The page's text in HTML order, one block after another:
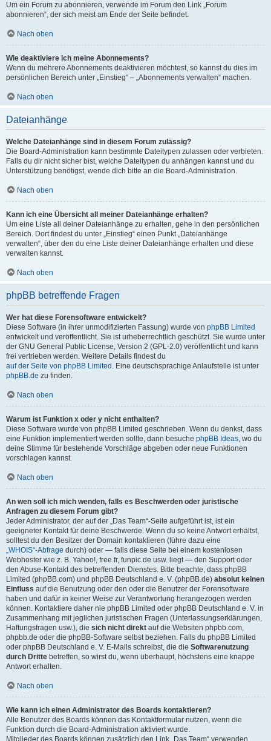
Um ein Forum zu abonnieren, verwende im Forum den Link „Forum
abonnieren“, der sich meist am Ende der Seite befindet.
Nach oben
Wie deaktiviere ich meine Abonnements?
Wenn du mehrere Abonnements deaktivieren möchtest, so kannst du dies im
persönlichen Bereich unter „Einstieg“ – „Abonnements verwalten“ machen.
Nach oben
Dateianhänge
Welche Dateianhänge sind in diesem Forum zulässig?
Die Board-Administration kann bestimmte Dateitypen zulassen oder verbieten.
Falls du dir nicht sicher bist, welche Dateitypen du anhängen kannst und du
Unterstützung benötigst, wende dich bitte an die Board-Administration.
Nach oben
Kann ich eine Übersicht all meiner Dateianhänge erhalten?
Um eine Liste all deiner Dateianhänge zu erhalten, gehe in den persönlichen
Bereich. Dort findest du unter „Einstieg“ einen Punkt „Dateianhänge
verwalten“, über den du eine Liste deiner Dateianhänge erhalten und diese
verwalten kannst.
Nach oben
phpBB betreffende Fragen
Wer hat diese Forensoftware entwickelt?
Diese Software (in ihrer unmodifizierten Fassung) wurde von phpBB Limited
entwickelt und veröffentlicht. Sie ist urheberrechtlich geschützt. Sie wurde unter
der GNU General Public License, Version 2 (GPL-2.0) veröffentlicht und kann
frei vertrieben werden. Weitere Details findest du
auf der Seite von phpBB Limited . Eine deutschsprachige Anlaufstelle ist unter
phpBB.de zu finden.
Nach oben
Warum ist Funktion x oder y nicht enthalten?
Diese Software wurde von phpBB Limited geschrieben. Wenn du denkst, dass
eine Funktion implementiert werden sollte, dann besuche phpBB Ideas, wo du
deine Stimme für bestehende Vorschläge abgeben oder neue Funktionen
vorschlagen kannst.
Nach oben
An wen soll ich mich wenden, falls es Beschwerden oder juristische
Anfragen zu diesem Forum gibt?
Jeder Administrator, der auf der „Das Team“-Seite aufgeführt ist, ist ein
geeigneter Kontakt für deine Beschwerde. Wenn du so keine Antwort erhältst,
solltest du den Besitzer der Domain kontaktieren (führe dazu eine
„WHOIS“-Abfrage durch) oder — falls diese Seite bei einem kostenlosen
Webhoster wie z. B. Yahoo!, free.fr, funpic.de usw. liegt — den Support oder
den Abuse-Kontakt des betreffenden Dienstes. Bitte beachte, dass phpBB
Limited (phpBB.com) und phpBB Deutschland e. V. (phpBB.de) absolut keinen
Einfluss auf die Benutzung oder den oder die Benutzer der Forensoftware
haben und dafür in keiner Weise zur Verantwortung herangezogen werden
können. Kontaktiere daher nie phpBB Limited oder phpBB Deutschland e. V. in
Zusammenhang mit jeglichen juristischen Fragen (Unterlassungserklärungen,
Haftungsfragen usw.), die sich nicht direkt auf die Websiten phpbb.com,
phpbb.de oder die phpBB-Software selbst beziehen. Falls du phpBB Limited
oder phpBB Deutschland e. V. E-Mails schreibst, die die Softwarenutzung
durch Dritte betreffen, so wirst du, wenn überhaupt, höchstens eine knappe
Antwort erhalten.
Nach oben
Wie kann ich einen Administrator des Boards kontaktieren?
Alle Benutzer des Boards können das Kontaktformular nutzen, wenn die
Funktion durch die Board-Administration aktiviert wurde.
Mitglieder des Boards können zusätzlich den Link „Das Team“ verwenden.